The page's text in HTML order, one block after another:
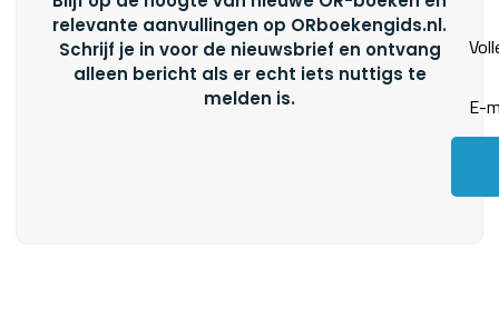
relevante aanvullingen op ORboekengids.nl.
Schrijf je in voor de nieuwsbrief en ontvang
alleen bericht als er echt iets nuttigs te
melden is.